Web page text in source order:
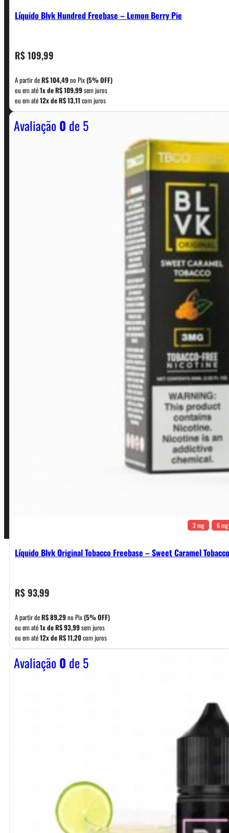
Líquido Blvk Hundred Freebase – Lemon Berry Pie
R$109,99
A partir deR$104,49no Pix(5% OFF)
ou em até1x deR$109,99sem juros
ou em até12x deR$13,11 com juros
Avaliação0 de 5
3 mg 6 mg
Líquido Blvk Original Tobacco Freebase – Sweet Caramel Tobacco
R$93,99
A partir deR$89,29no Pix(5% OFF)
ou em até1x deR$93,99sem juros
ou em até12x deR$11,20com juros
Avaliação0 de 5
CONTATO
WhatsApp: (11) 5229-0120
Horário: Política de Horario e Fretes
Política de Frete e Pagamento
Política de Garantia, Reembolso e Devolução